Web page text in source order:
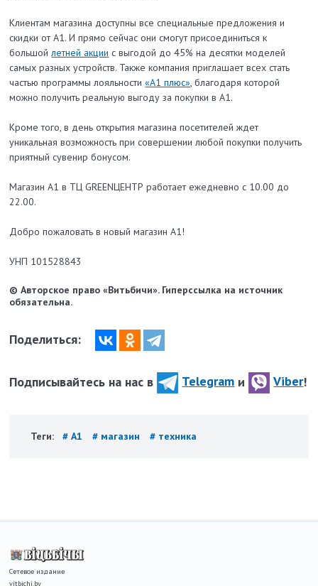
Клиентам магазина доступны все специальные предложения и
скидки от А1. И прямо сейчас они смогут присоединиться к
большойлетней акции с выгодой до 45% на десятки моделей
самых разных устройств. Также компания приглашает всех стать
частью программы лояльности«A1 плюс», благодаря которой
можно получить реальную выгоду за покупки в А1.
Кроме того, в день открытия магазина посетителей ждет
уникальная возможность при совершении любой покупки получить
приятный сувенир бонусом.
Магазин А1 в ТЦ GREENЦЕНТР работает ежедневно с 10.00 до
22.00.
Добро пожаловать в новый магазин А1!
УНП 101528843
© Авторское право «Витьбичи». Гиперссылка на источник
обязательна.
Поделиться:
Подписывайтесь на нас в Telegram и Viber!
Теги: # А1 # магазин # техника
Сетевое издание
vitbichi.by